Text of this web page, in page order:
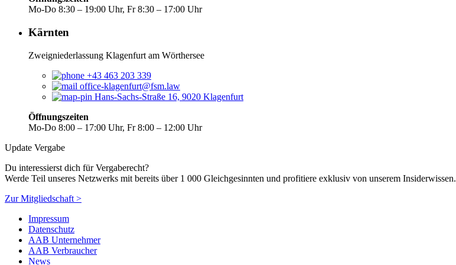
Mo-Do 8:30 – 19:00 Uhr, Fr 8:30 – 17:00 Uhr
Kärnten
Zweigniederlassung Klagenfurt am Wörthersee
+43 463 203 339
office-klagenfurt@fsm.law
Hans-Sachs-Straße 16, 9020 Klagenfurt
Öffnungszeiten
Mo-Do 8:00 – 17:00 Uhr, Fr 8:00 – 12:00 Uhr
Update Vergabe
Du interessierst dich für Vergaberecht?
Werde Teil unseres Netzwerks mit bereits über 1 000 Gleichgesinnten und profitiere exklusiv von unserem Insiderwissen.
Zur Mitgliedschaft >
Impressum
Datenschutz
AAB Unternehmer
AAB Verbraucher
News